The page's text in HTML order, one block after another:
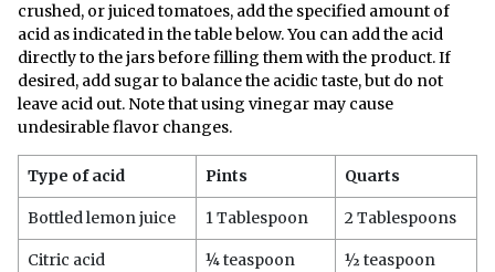
crushed, or juiced tomatoes, add the specified amount of
acid as indicated in the table below. You can add the acid
directly to the jars before filling them with the product. If
desired, add sugar to balance the acidic taste, but do not
leave acid out. Note that using vinegar may cause
undesirable flavor changes.
Type of acid Pints Quarts
Bottled lemon juice 1 Tablespoon 2 Tablespoons
Citric acid ¼ teaspoon ½ teaspoon